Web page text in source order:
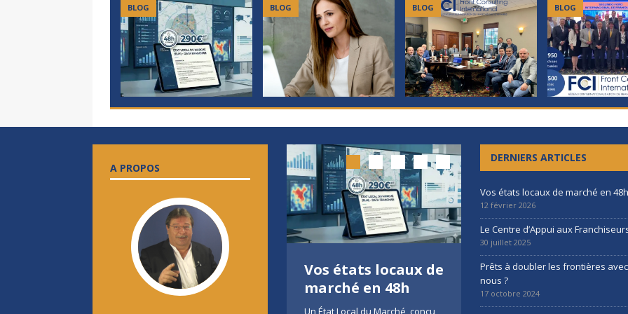
BLOG BLOG BLOG BLOG
A PROPOS
8 BONNES RAISONS
DE REJOINDRE LA
Vos états locaux de
marché en 48h
Un État Local du Marché, conçu
Le Centre d’Appui
aux Franchiseurs
Une nouvelle ressource
DERNIERS ARTICLES
Vos états locaux de marché en 48h
12 février 2026
Le Centre d’Appui aux
30 juillet 2025
Prêts à doubler les frontières avec
nous ?
17 octobre 2024